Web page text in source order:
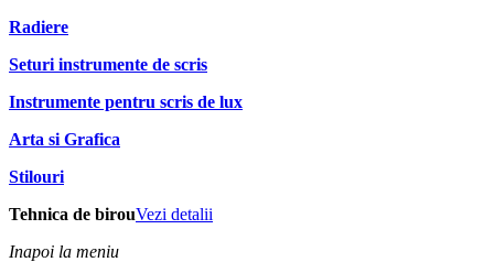
Radiere
Seturi instrumente de scris
Instrumente pentru scris de lux
Arta si Grafica
Stilouri
Tehnica de birouVezi detalii
Inapoi la meniu